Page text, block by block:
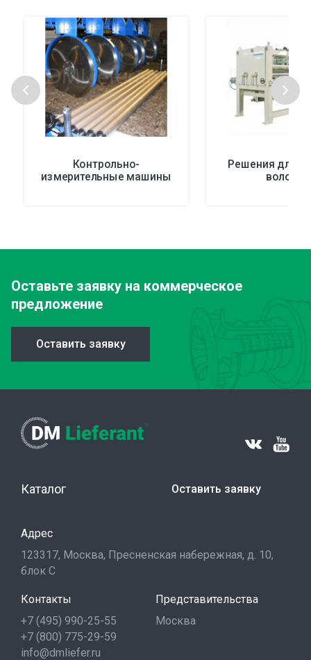
Контрольно-
измерительные машины
Решения для
волокон
Оставьте заявку на коммерческое
предложение
Оставить заявку
Каталог Оставить заявку
Адрес
123317, Москва, Пресненская набережная, д. 10,
блок С
Контакты
+7 (495) 990-25-55
+7 (800) 775-29-59
info@dmliefer.ru
Представительства
Москва